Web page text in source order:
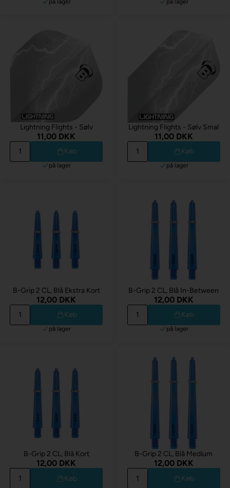
på lager på lager
Lightning Flights - Sølv
11,00 DKK
Køb
på lager
Lightning Flights - Sølv Smal
11,00 DKK
Køb
på lager
B-Grip 2 CL, Blå Ekstra Kort
12,00 DKK
Køb
på lager
B-Grip 2 CL, Blå In-Between
12,00 DKK
Køb
på lager
B-Grip 2 CL, Blå Kort
12,00 DKK
Køb
B-Grip 2 CL, Blå Medium
12,00 DKK
Køb